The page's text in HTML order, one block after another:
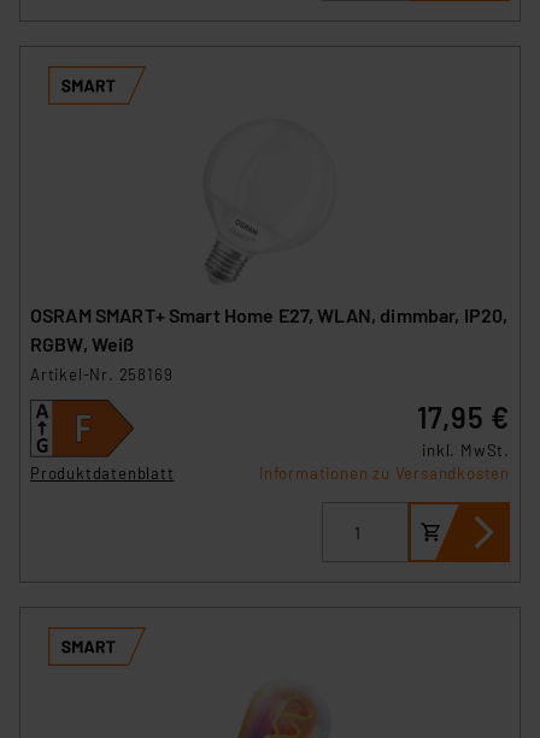
OSRAM SMART+ Smart Home E27, WLAN, dimmbar, IP20,
RGBW, Weiß
Artikel-Nr. 258169
Produktdatenblatt
17,95 €
inkl. MwSt.
Informationen zu Versandkosten